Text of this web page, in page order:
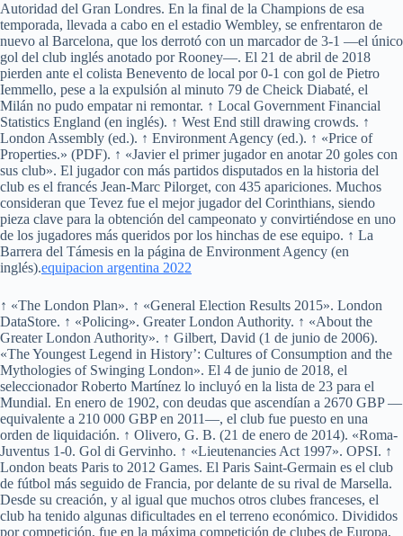
Autoridad del Gran Londres. En la final de la Champions de esa
temporada, llevada a cabo en el estadio Wembley, se enfrentaron de
nuevo al Barcelona, que los derrotó con un marcador de 3-1 —el único
gol del club inglés anotado por Rooney—. El 21 de abril de 2018
pierden ante el colista Benevento de local por 0-1 con gol de Pietro
Iemmello, pese a la expulsión al minuto 79 de Cheick Diabaté, el
Milán no pudo empatar ni remontar. ↑ Local Government Financial
Statistics England (en inglés). ↑ West End still drawing crowds. ↑
London Assembly (ed.). ↑ Environment Agency (ed.). ↑ «Price of
Properties.» (PDF). ↑ «Javier el primer jugador en anotar 20 goles con
sus club». El jugador con más partidos disputados en la historia del
club es el francés Jean-Marc Pilorget, con 435 apariciones. Muchos
consideran que Tevez fue el mejor jugador del Corinthians, siendo
pieza clave para la obtención del campeonato y convirtiéndose en uno
de los jugadores más queridos por los hinchas de ese equipo. ↑ La
Barrera del Támesis en la página de Environment Agency (en
inglés).equipacion argentina 2022
↑ «The London Plan». ↑ «General Election Results 2015». London
DataStore. ↑ «Policing». Greater London Authority. ↑ «About the
Greater London Authority». ↑ Gilbert, David (1 de junio de 2006).
«The Youngest Legend in History’: Cultures of Consumption and the
Mythologies of Swinging London». El 4 de junio de 2018, el
seleccionador Roberto Martínez lo incluyó en la lista de 23 para el
Mundial. En enero de 1902, con deudas que ascendían a 2670 GBP —
equivalente a 210 000 GBP en 2011—, el club fue puesto en una
orden de liquidación. ↑ Olivero, G. B. (21 de enero de 2014). «Roma-
Juventus 1-0. Gol di Gervinho. ↑ «Lieutenancies Act 1997». OPSI. ↑
London beats Paris to 2012 Games. El Paris Saint-Germain es el club
de fútbol más seguido de Francia, por delante de su rival de Marsella.
Desde su creación, y al igual que muchos otros clubes franceses, el
club ha tenido algunas dificultades en el terreno económico. Divididos
por competición, fue en la máxima competición de clubes de Europa,